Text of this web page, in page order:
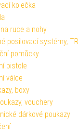
kolečka
ruce a nohy
posilovací systémy,
pomůcky
pistole
válce
boxy
vouchery
dárkové poukazy